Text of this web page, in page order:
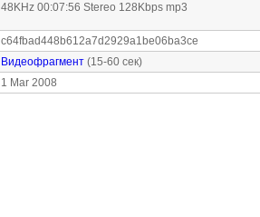
48KHz 00:07:56 Stereo 128Kbps mp3
c64fbad448b612a7d2929a1be06ba3ce
Видеофрагмент (15-60 сек)
1 Mar 2008